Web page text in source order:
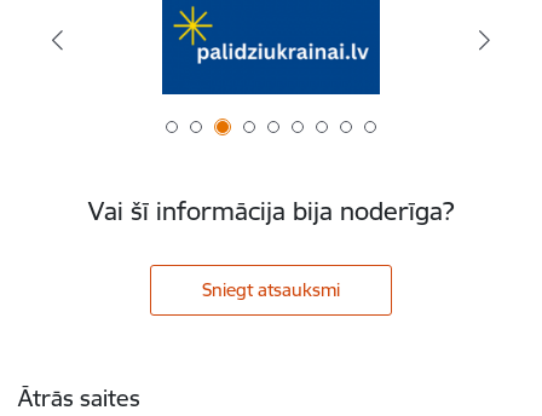
Vai šī informācija bija noderīga?
Sniegt atsauksmi
Ātrās saites